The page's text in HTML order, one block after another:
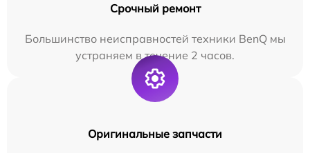
Срочный ремонт
Большинство неисправностей техники BenQ мы
устраняем в течение 2 часов.
Оригинальные запчасти